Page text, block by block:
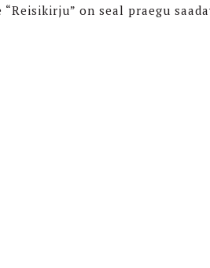
on seal praegu